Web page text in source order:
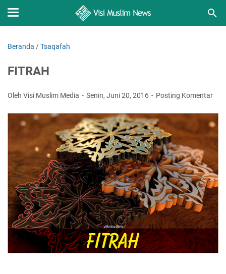
Beranda /Tsaqafah
FITRAH
Oleh Visi Muslim Media Senin, Juni 20, 2016 Posting Komentar